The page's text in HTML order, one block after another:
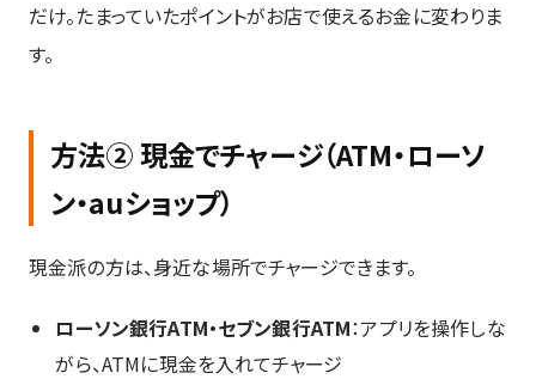
だけ。たまっていたポイントがお店で使えるお金に変わりま
す。
方法② 現金でチャージ（ATM・ローソ
ン・auショップ）
現金派の方は、身近な場所でチャージできます。
ローソン銀行ATM・セブン銀行ATM：アプリを操作しな
がら、ATMに現金を入れてチャージ